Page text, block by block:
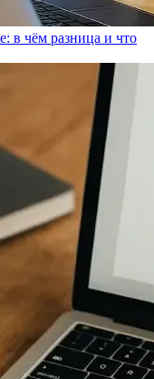
в чём разница и что